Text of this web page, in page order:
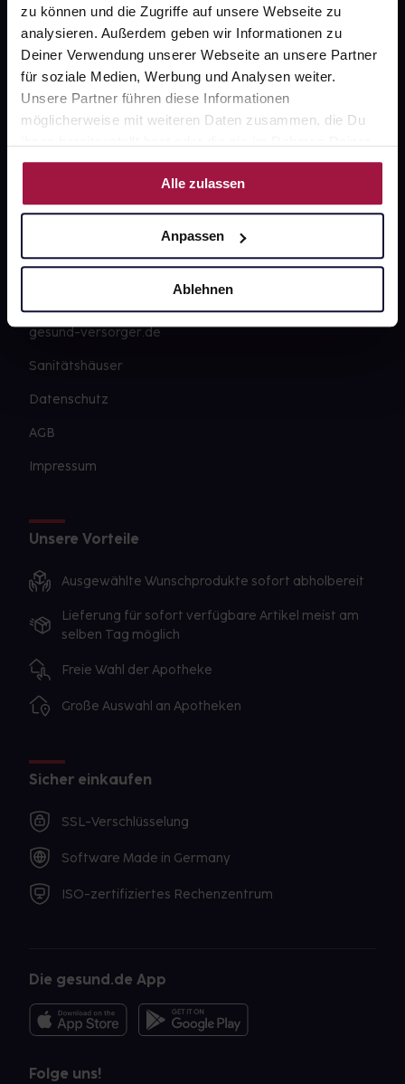
zu können und die Zugriffe auf unsere Webseite zu
analysieren. Außerdem geben wir Informationen zu
Deiner Verwendung unserer Webseite an unsere Partner
für soziale Medien, Werbung und Analysen weiter.
Unsere Partner führen diese Informationen
möglicherweise mit weiteren Daten zusammen, die Du
Nutzung der Dienste gesammelt haben.
Alle zulassen
Anpassen
Ablehnen
Widerrufsformular
gesund.de
Über uns
Barrierefreiheitserklärung
gesund-versorger.de
Sanitätshäuser
Datenschutz
AGB
Impressum
Unsere Vorteile
Ausgewählte Wunschprodukte sofort abholbereit
Lieferung für sofort verfügbare Artikel meist am
selben Tag möglich
Freie Wahl der Apotheke
Große Auswahl an Apotheken
Sicher einkaufen
SSL-Verschlüsselung
Software Made in Germany
ISO-zertifiziertes Rechenzentrum
Die gesund.de App
Folge uns!